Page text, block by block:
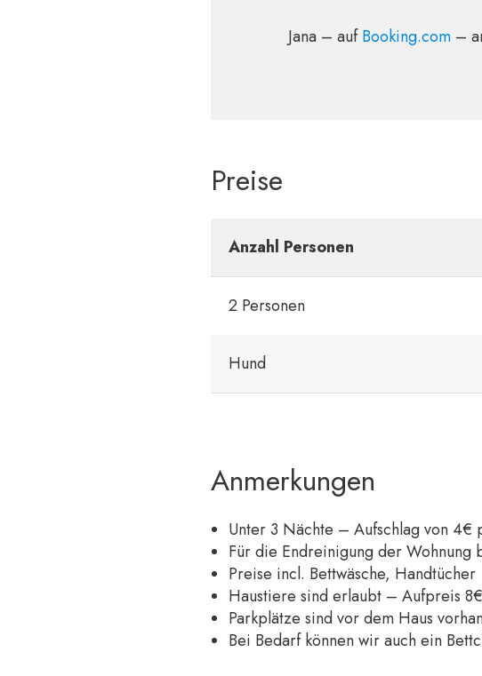
Jana – aufBooking.com –
Preise
Anzahl Personen
2 Personen
Hund
Anmerkungen
Unter 3 Nächte – Aufschlag von 4€
Für die Endreinigung der
Preise incl. Bettwäsche, Handtücher
Haustiere sind erlaubt – Aufpreis 8€
Parkplätze sind vor dem Haus
Bei Bedarf können wir auch ein